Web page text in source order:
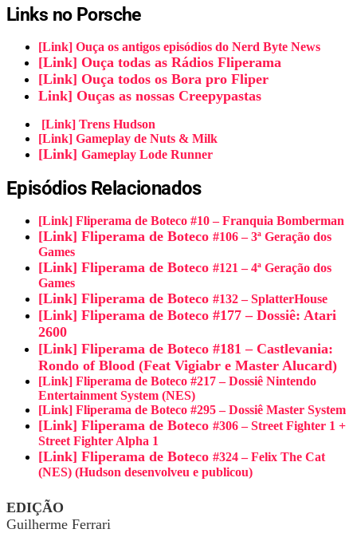
Links no Porsche
[Link] Ouça os antigos episódios do Nerd Byte News
[Link] Ouça todas as Rádios Fliperama
[Link] Ouça todos os Bora pro Fliper
Link] Ouças as nossas Creepypastas
[Link] Trens Hudson
[Link] Gameplay de Nuts & Milk
[Link] Gameplay Lode Runner
Episódios Relacionados
[Link] Fliperama de Boteco #10 – Franquia Bomberman
[Link] Fliperama de Boteco #106 – 3ª Geração dos
Games
[Link] Fliperama de Boteco #121 – 4ª Geração dos
Games
[Link] Fliperama de Boteco #132 – SplatterHouse
[Link] Fliperama de Boteco #177 – Dossiê: Atari
2600
[Link] Fliperama de Boteco #181 – Castlevania:
Rondo of Blood (Feat Vigiabr e Master Alucard)
[Link] Fliperama de Boteco #217 – Dossiê Nintendo
Entertainment System (NES)
[Link] Fliperama de Boteco #295 – Dossiê Master System
[Link] Fliperama de Boteco #306 – Street Fighter 1 +
Street Fighter Alpha 1
[Link] Fliperama de Boteco #324 – Felix The Cat
(NES) (Hudson desenvolveu e publicou)
EDIÇÃO
Guilherme Ferrari